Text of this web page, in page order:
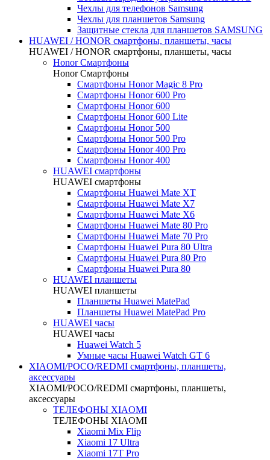
Чехлы для телефонов Samsung
Чехлы для планшетов Samsung
Защитные стекла для планшетов SAMSUNG
HUAWEI / HONOR cмартфоны, планшеты, часы
HUAWEI / HONOR cмартфоны, планшеты, часы
Honor Смартфоны
Honor Смартфоны
Смартфоны Honor Magic 8 Pro
Смартфоны Honor 600 Pro
Смартфоны Honor 600
Смартфоны Honor 600 Lite
Смартфоны Honor 500
Смартфоны Honor 500 Pro
Смартфоны Honor 400 Pro
Смартфоны Honor 400
HUAWEI cмартфоны
HUAWEI cмартфоны
Смартфоны Huawei Mate XT
Смартфоны Huawei Mate X7
Смартфоны Huawei Mate X6
Смартфоны Huawei Mate 80 Pro
Смартфоны Huawei Mate 70 Pro
Смартфоны Huawei Pura 80 Ultra
Смартфоны Huawei Pura 80 Pro
Смартфоны Huawei Pura 80
HUAWEI планшеты
HUAWEI планшеты
Планшеты Huawei MatePad
Планшеты Huawei MatePad Pro
HUAWEI часы
HUAWEI часы
Huawei Watch 5
Умные часы Huawei Watch GT 6
XIAOMI/POCO/REDMI cмартфоны, планшеты,
аксессуары
XIAOMI/POCO/REDMI cмартфоны, планшеты,
аксессуары
ТЕЛЕФОНЫ XIAOMI
ТЕЛЕФОНЫ XIAOMI
Xiaomi Mix Flip
Xiaomi 17 Ultra
Xiaomi 17T Pro